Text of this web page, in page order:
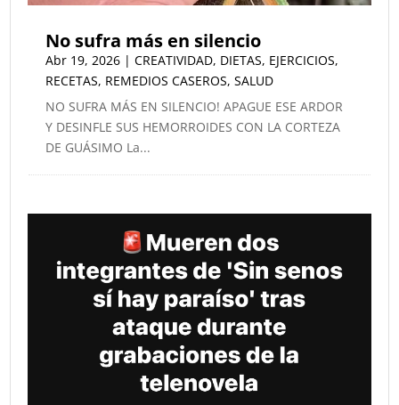
No sufra más en silencio
Abr 19, 2026 |CREATIVIDAD, DIETAS, EJERCICIOS,
RECETAS, REMEDIOS CASEROS,SALUD
NO SUFRA MÁS EN SILENCIO! APAGUE ESE ARDOR
Y DESINFLE SUS HEMORROIDES CON LA CORTEZA
DE GUÁSIMO La...